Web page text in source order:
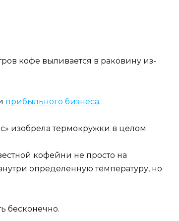
кофе выливается в раковину из-
прибыльного бизнеса.
изобрела термокружки в целом.
кофейни не просто на
определенную температуру, но
бесконечно.